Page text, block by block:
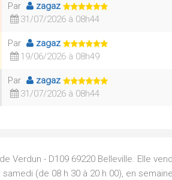
Par
zagaz
31/07/2026 à 08h44
Par
zagaz
19/06/2026 à 08h49
Par
zagaz
31/07/2026 à 08h44
Verdun - D109 69220 Belleville. Elle
(de 08 h 30 à 20 h 00), en